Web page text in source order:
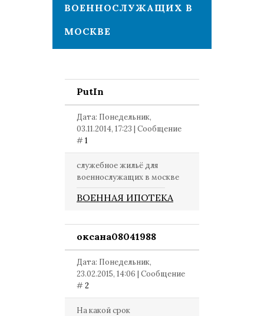
ВОЕННОСЛУЖАЩИХ В
МОСКВЕ
PutIn
Дата: Понедельник,
03.11.2014, 17:23 | Сообщение
#1
служебное жильё для
военнослужащих в москве
ВОЕННАЯ ИПОТЕКА
оксана08041988
Дата: Понедельник,
23.02.2015, 14:06 | Сообщение
#2
На какой срок